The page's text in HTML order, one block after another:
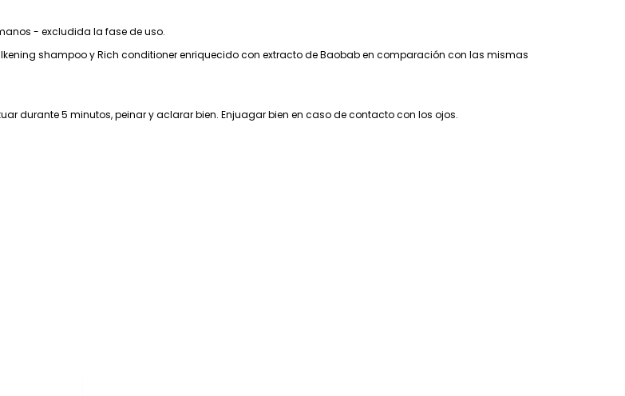
- excludida la fase de uso.
shampoo y Rich conditioner enriquecido con extracto de Baobab en comparación con las mismas
durante 5 minutos, peinar y aclarar bien. Enjuagar bien en caso de contacto con los ojos.